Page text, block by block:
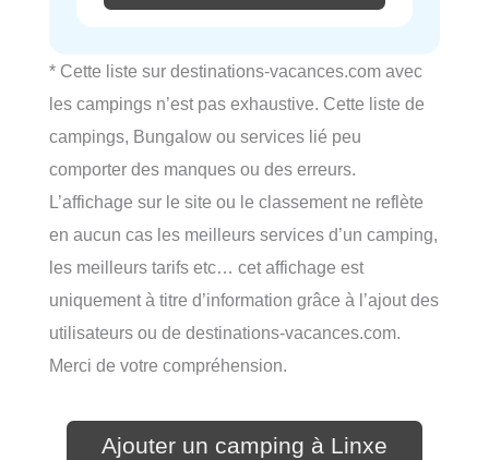
* Cette liste sur destinations-vacances.com avec
les campings n’est pas exhaustive. Cette liste de
campings, Bungalow ou services lié peu
comporter des manques ou des erreurs.
L’affichage sur le site ou le classement ne reflète
en aucun cas les meilleurs services d’un camping,
les meilleurs tarifs etc… cet affichage est
uniquement à titre d’information grâce à l’ajout des
utilisateurs ou de destinations-vacances.com.
Merci de votre compréhension.
Ajouter un camping à Linxe